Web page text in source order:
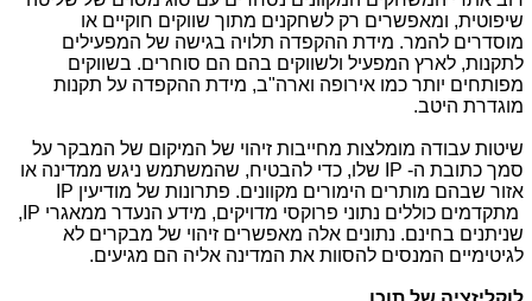
שיפוטית, ומאפשרים רק לשחקנים מתוך שווקים חוקיים או
מוסדרים להמר. מידת ההקפדה תלויה בגישה של המפעילים
לתקנות, לארץ המפעיל ולשווקים בהם הם סוחרים. בשווקים
מפותחים יותר כמו אירופה וארה"ב, מידת ההקפדה על תקנות
מוגדרת היטב.
שיטות עבודה מומלצות מחייבות זיהוי של המיקום של המבקר על
סמך כתובת ה- IP
שלו, כדי להבטיח, שהמשתמש ניגש ממדינה או
אזור שבהם מותרים הימורים מקוונים. פתרונות של מודיעין IP
מתקדמים כוללים נתוני פרוקסי מדויקים, מידע הנעדר ממאגרי IP
,
שניתנים בחינם. נתונים אלה מאפשרים זיהוי של מבקרים לא
לגיטימיים המנסים להסוות את המדינה אליה הם מגיעים.